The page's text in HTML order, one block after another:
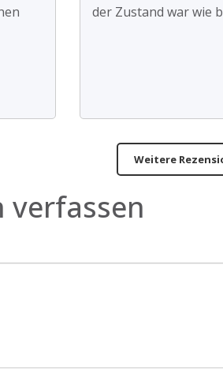
der Zustand war wie
Weitere
verfassen